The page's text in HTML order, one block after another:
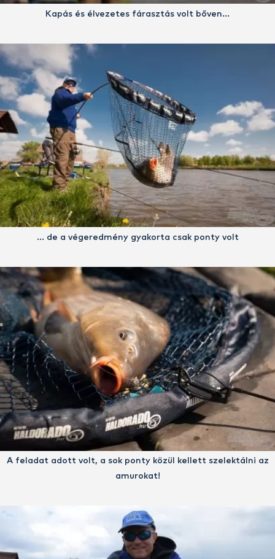
Kapás és élvezetes fárasztás volt bőven…
… de a végeredmény gyakorta csak ponty volt
A feladat adott volt, a sok ponty közül kellett szelektálni az
amurokat!